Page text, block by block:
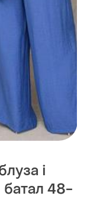
і
батал 48-